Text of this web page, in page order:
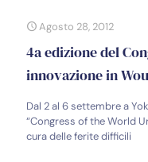
Agosto 28, 2012
4a edizione del
innovazione in
Dal 2 al 6 settembre a
“Congress of the World
cura delle ferite difficili